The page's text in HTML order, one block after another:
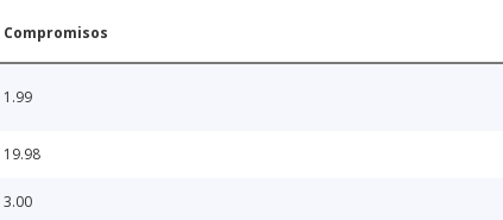
Compromisos
1.99
19.98
3.00